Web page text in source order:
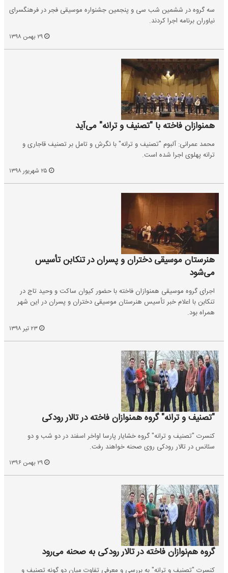
سه گروه در ششمین شب سی و پنجمین جشنواره موسیقی فجر در فرهنگسرای
نیاوران برنامه اجرا کردند.
همنوازان فاخته با "تصنیف و ترانه" می‌آید
محمد عمرانی: آلبوم "تصنیف و ترانه" با نگرش و تامل بر تصنیف قاجاری و
ترانه پهلوی اجرا شده است.
هنرستان موسیقی دختران و پسران در تنکابن تأسیس
می‌شود
اجرای گروه موسیقی همنوازان فاخته با حضور کیوان ساکت و وحید تاج در
تنکابن با اعلام خبر تأسیس هنرستان موسیقی دختران و پسران در این شهر
همراه بود.
"تصنیف و ترانه" گروه همنوازان فاخته در تالار رودکی
کنسرت "تصنیف و ترانه" گروه خشایار پارسا اواخر اسفند در دو شب و دو
سئانس در تالار رودکی روی صحنه خواهند رفت.
گروه هم‌نوازان فاخته در تالار رودکی به صحنه می‌رود
کنسرت "تصنیف و ترانه" به بررسی و معرفی تفاوت میان دو گونه تصنیف و